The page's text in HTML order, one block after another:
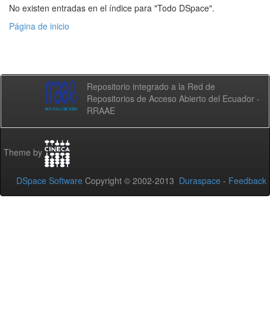
No existen entradas en el índice para "Todo DSpace".
Página de inicio
Repositorio integrado a la Red de
Repositorios de Acceso Abierto del Ecuador -
RRAAE
Theme by
DSpace Software Copyright © 2002-2013 Duraspace - Feedback